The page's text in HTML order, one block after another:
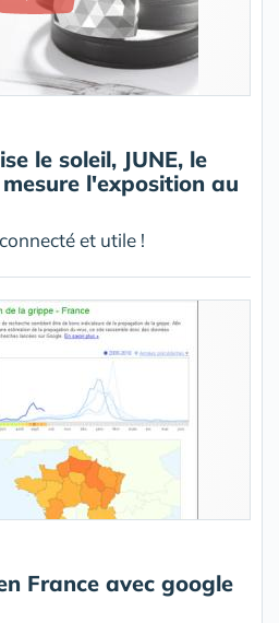
le soleil, JUNE, le
l'exposition au
et utile !
France avec google